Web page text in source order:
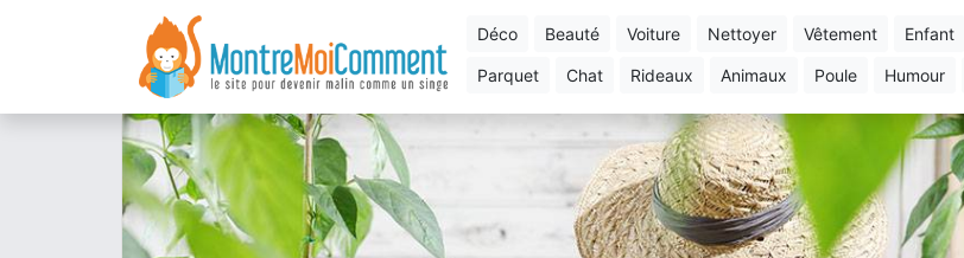
déco beauté voiture nettoyer vêtement enfant
parquet chat rideaux animaux poule humour